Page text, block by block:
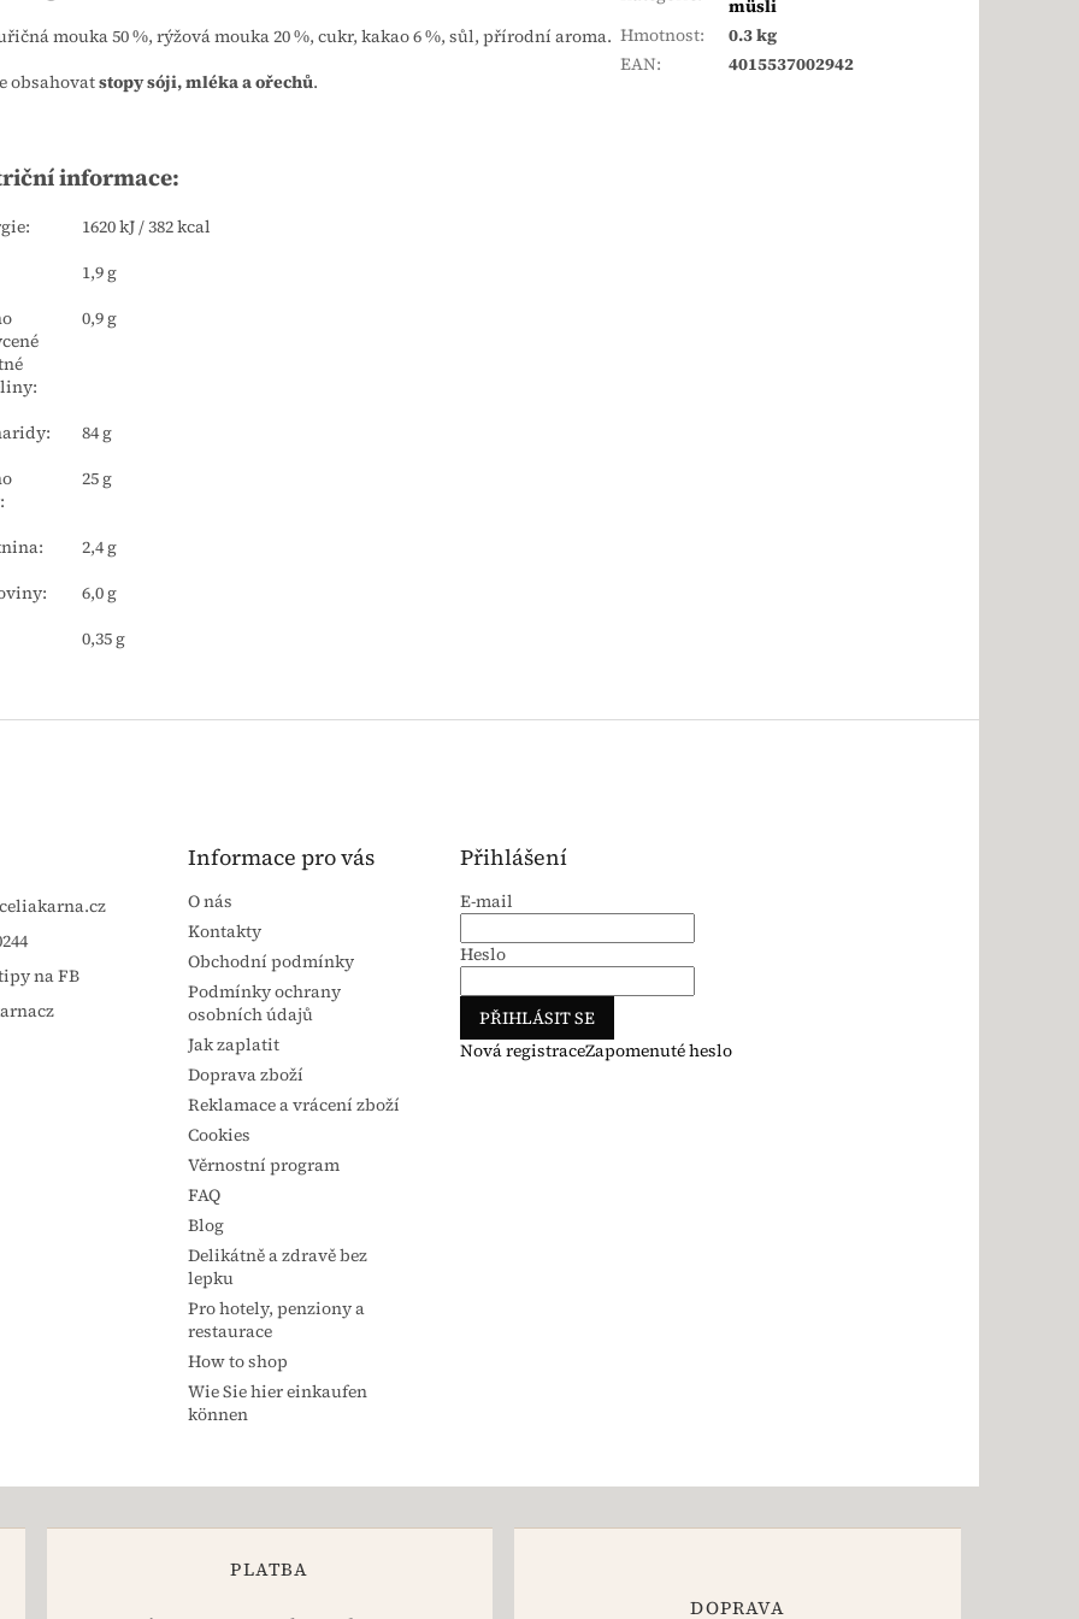
mouka 50 %, rýžová mouka 20 %, cukr, kakao 6 %, sůl, přírodní aroma.
obsahovatstopy sóji, mléka a ořechů.
informace:
1620 kJ / 382 kcal
1,9 g
0,9 g
84 g
25 g
2,4 g
6,0 g
0,35 g
müsli
Hmotnost:
0.3 kg
EAN: 4015537002942
celiakarna.cz
na FB
Informace pro vás
O nás
Kontakty
Obchodní podmínky
Podmínky ochrany
osobních údajů
Jak zaplatit
Doprava zboží
Reklamace a vrácení zboží
Cookies
Věrnostní program
FAQ
Blog
Delikátně a zdravě bez
lepku
Pro hotely, penziony a
restaurace
How to shop
Wie Sie hier einkaufen
können
Přihlášení
E-mail
Heslo
PŘIHLÁSIT SE
Nová registraceZapomenuté heslo
PLATBA
DOPRAVA